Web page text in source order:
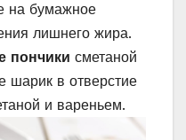
на бумажное
лишнего жира.
пончики сметаной
шарик в отверстие
и вареньем.